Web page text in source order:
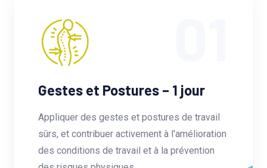
Gestes et Postures – 1 jour
Appliquer des gestes et postures de travail
sûrs, et contribuer activement à l'amélioration
des conditions de travail et à la prévention